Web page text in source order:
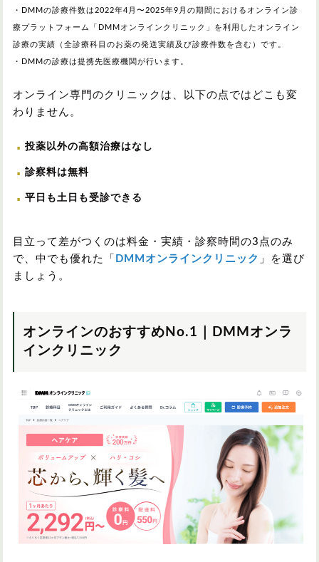
・DMMの診療件数は2022年4月〜2025年9月の期間におけるオンライン診
療プラットフォーム「DMMオンラインクリニック」を利用したオンライン
診療の実績（全診療科目のお薬の発送実績及び診療件数を含む）です。
・DMMの診療は提携先医療機関が行います。
オンライン専門のクリニックは、以下の点ではどこも変
わりません。
投薬以外の高額治療はなし
診察料は無料
平日も土日も受診できる
目立って差がつくのは料金・実績・診察時間の3点のみ
で、中でも優れた「 DMMオンラインクリニック 」を選び
ましょう。
オンラインのおすすめNo.1｜DMMオンラ
インクリニック